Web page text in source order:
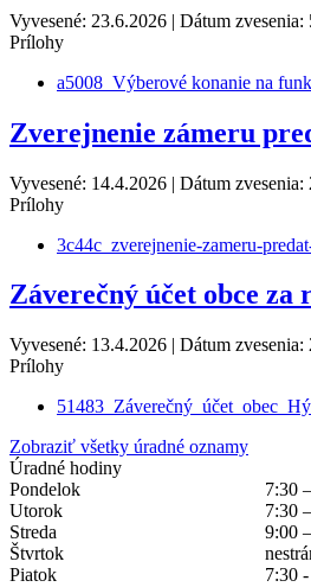
Vyvesené: 23.6.2026 | Dátum zvesenia:
Prílohy
a5008_Výberové konanie na
Zverejnenie zámeru
Vyvesené: 14.4.2026 | Dátum zvesenia:
Prílohy
3c44c_zverejnenie-zameru-
Záverečný účet obce za
Vyvesené: 13.4.2026 | Dátum zvesenia:
Prílohy
Zobraziť všetky úradné oznamy
Úradné hodiny
Pondelok
7:30
Utorok
7:30
Streda
9:00
Štvrtok
Piatok
7:30